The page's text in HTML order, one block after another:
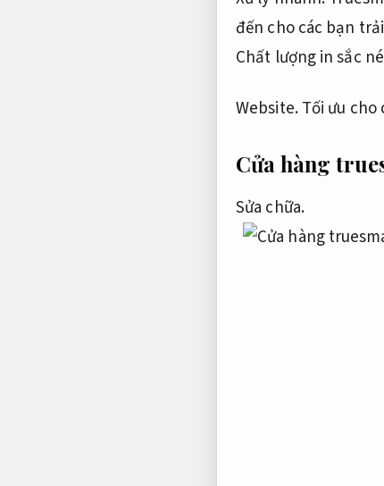
đến cho các bạn
Chất lượng in sắc
Website.Tối ưu cho
Cửa hàng
Sửa chữa.